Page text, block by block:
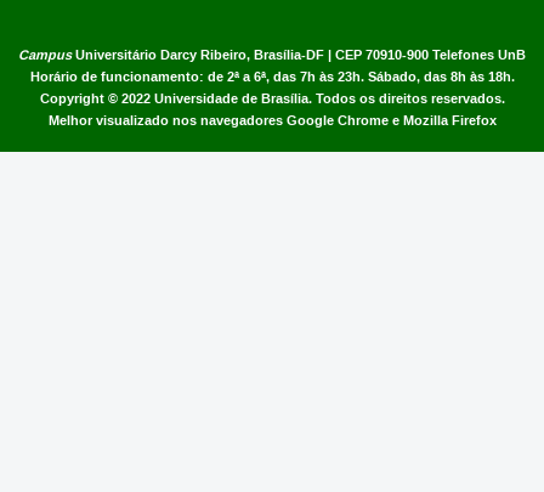
CampusUniversitário Darcy Ribeiro, Brasília-DF | CEP 70910-900 Telefones UnB
Horário de funcionamento: de 2ª a 6ª, das 7h às 23h. Sábado, das 8h às 18h.
Copyright © 2022 Universidade de Brasília. Todos os direitos reservados.
Melhor visualizado nos navegadores Google Chrome e Mozilla Firefox